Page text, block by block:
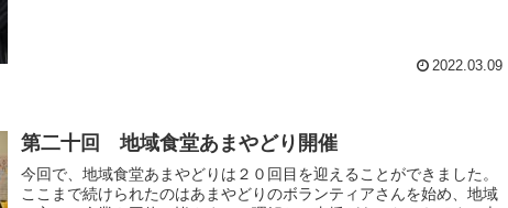
2022.03.09
第二十回 地域食堂あまやどり開催
今回で、地域食堂あまやどりは２０回目を迎えることができました。
ここまで続けられたのはあまやどりのボランティアさんを始め、地域